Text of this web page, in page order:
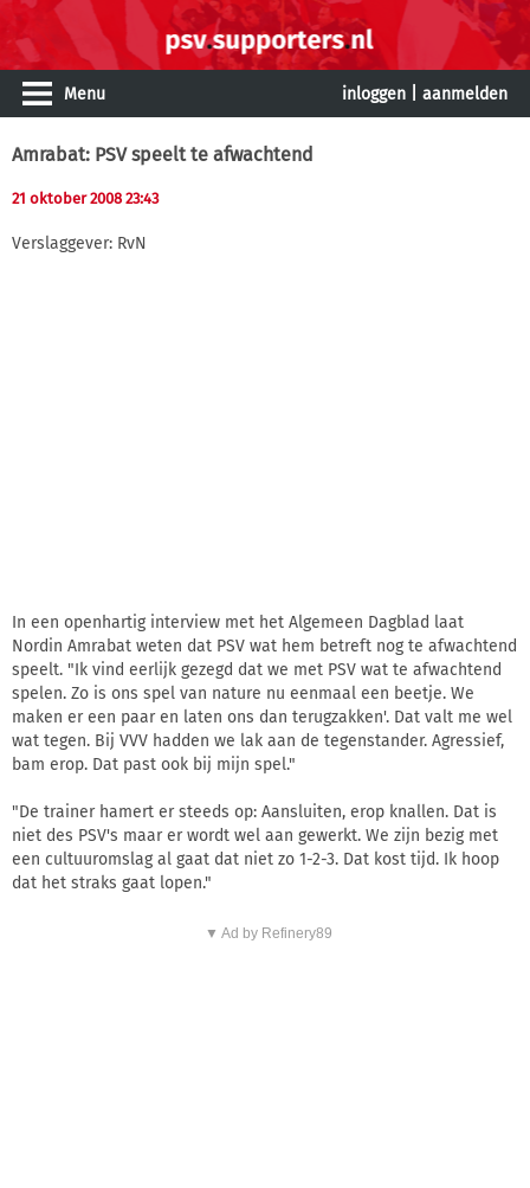
Menu inloggen aanmelden
Amrabat: PSV speelt te afwachtend
21 oktober 2008 23:43
Verslaggever: RvN
In een openhartig interview met het Algemeen Dagblad laat
Nordin Amrabat weten dat PSV wat hem betreft nog te afwachtend
speelt. "Ik vind eerlijk gezegd dat we met PSV wat te afwachtend
spelen. Zo is ons spel van nature nu eenmaal een beetje. We
maken er een paar en laten ons dan terugzakken'. Dat valt me wel
wat tegen. Bij VVV hadden we lak aan de tegenstander. Agressief,
bam erop. Dat past ook bij mijn spel."
"De trainer hamert er steeds op: Aansluiten, erop knallen. Dat is
niet des PSV's maar er wordt wel aan gewerkt. We zijn bezig met
een cultuuromslag al gaat dat niet zo 1-2-3. Dat kost tijd. Ik hoop
dat het straks gaat lopen."
▼ Ad by Refinery89